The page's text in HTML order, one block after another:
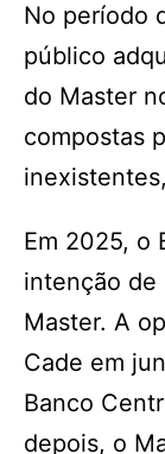
No período
público
do Master
compostas
Em 2025, o
intenção de
Master. A
Cade em
Banco
depois, o